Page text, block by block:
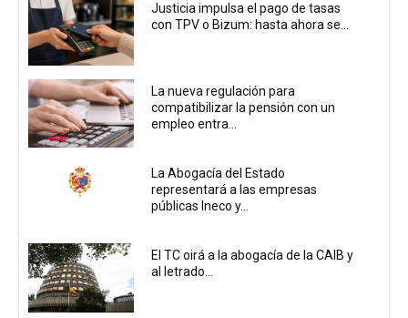
Justicia impulsa el pago de tasas
con TPV o Bizum: hasta ahora se...
La nueva regulación para
compatibilizar la pensión con un
empleo entra...
La Abogacía del Estado
representará a las empresas
públicas Ineco y...
El TC oirá a la abogacía de la CAIB y
al letrado...